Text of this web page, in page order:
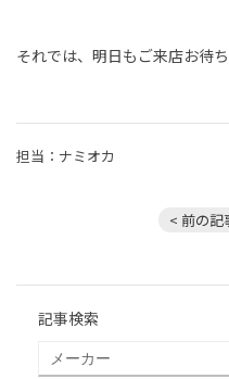
それでは、明日もご来店お待
担当：ナミオカ
< 前の記
記事検索